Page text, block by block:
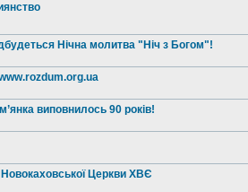
Нічна молитва "Ніч з Богом"!
виповнилось 90 років!
Церкви ХВЄ